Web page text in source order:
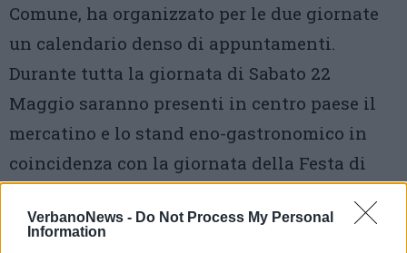
VerbanoNews - Do Not Process My Personal
Information
Comune, ha organizzato per le due giornate
un calendario denso di appuntamenti.
Durante tutta la giornata di Sabato 22
Maggio saranno presenti in centro paese il
mercatino e lo stand eno-gastronomico in
coincidenza con la giornata della Festa di
Alle ore 18.30 ci sarà l’“Aperitivo in Piazza”